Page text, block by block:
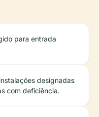
para entrada
designadas
com deficiência.